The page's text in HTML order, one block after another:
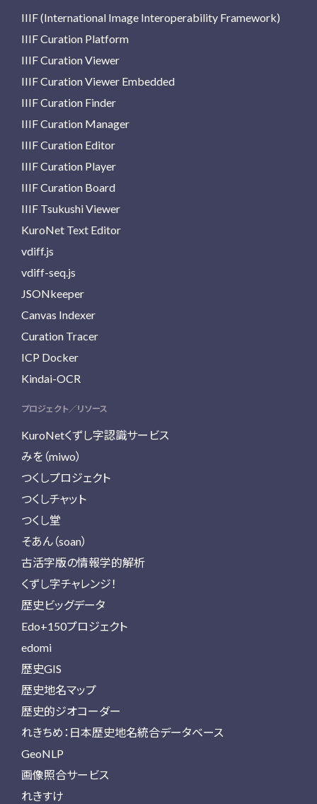
IIIF (International Image Interoperability Framework)
IIIF Curation Platform
IIIF Curation Viewer
IIIF Curation Viewer Embedded
IIIF Curation Finder
IIIF Curation Manager
IIIF Curation Editor
IIIF Curation Player
IIIF Curation Board
IIIF Tsukushi Viewer
KuroNet Text Editor
vdiff.js
vdiff-seq.js
JSONkeeper
Canvas Indexer
Curation Tracer
ICP Docker
Kindai-OCR
プロジェクト／リソース
KuroNetくずし字認識サービス
みを（miwo）
つくしプロジェクト
つくしチャット
つくし堂
そあん（soan）
古活字版の情報学的解析
くずし字チャレンジ！
歴史ビッグデータ
Edo+150プロジェクト
edomi
歴史GIS
歴史地名マップ
歴史的ジオコーダー
れきちめ：日本歴史地名統合データベース
GeoNLP
画像照合サービス
れきすけ